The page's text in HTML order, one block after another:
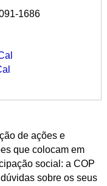
1686
de ações e
que colocam em
social: a COP
sobre os seus